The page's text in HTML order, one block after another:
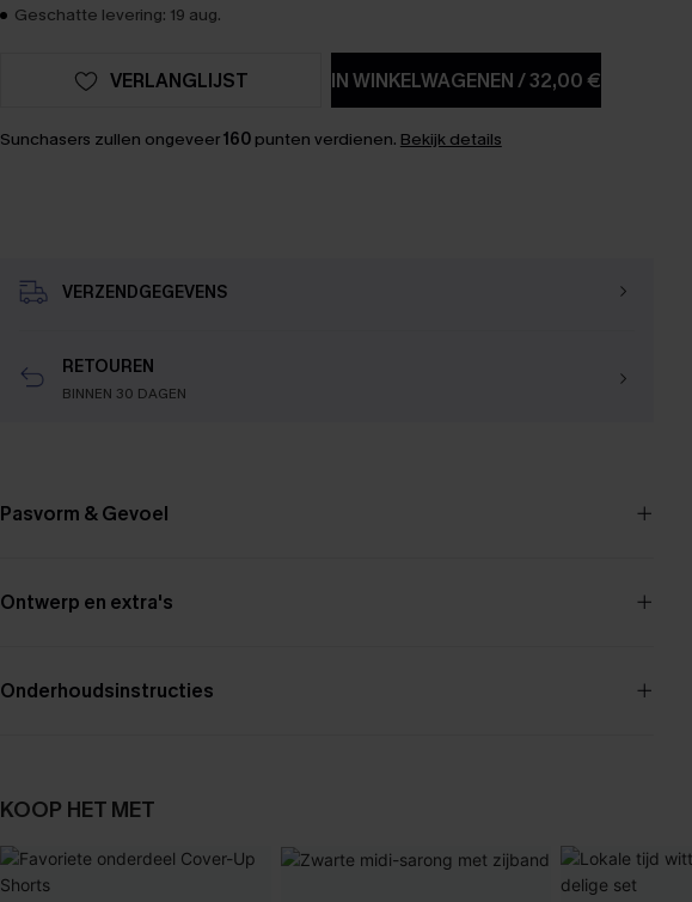
Geschatte levering: 19 aug.
IN WINKELWAGENEN/32,00 €
VERLANGLIJST
Sunchasers zullen ongeveer160punten verdienen. Bekijk details
VERZENDGEGEVENS
RETOUREN
BINNEN 30 DAGEN
Pasvorm & Gevoel
Ontwerp en extra's
Onderhoudsinstructies
KOOP HET MET